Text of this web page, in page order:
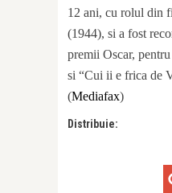
12 ani, cu rolul din
(1944), si a fost
premii Oscar,
si “Cui ii e frica de
(Mediafax)
Distribuie: